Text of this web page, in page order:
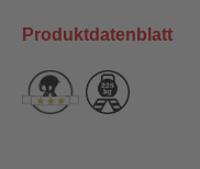
Produktdatenblatt